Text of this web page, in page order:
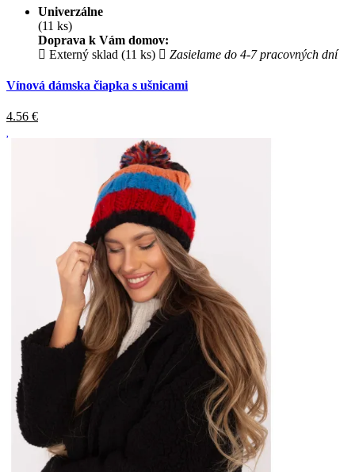
Univerzálne
(11 ks)
Doprava k Vám domov:
Externý sklad (11 ks)
Zasielame do 4-7 pracovných dní
Vínová dámska čiapka s ušnicami
4.56 €